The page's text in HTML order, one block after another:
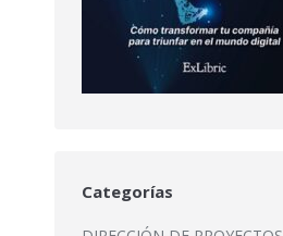
Categorías